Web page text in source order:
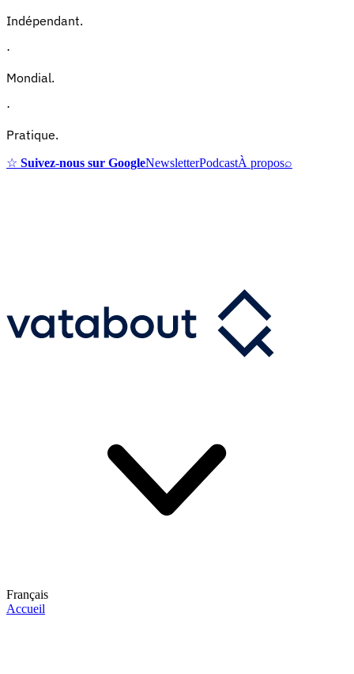
Indépendant.
·
Mondial.
·
Pratique.
☆ Suivez-nous sur GoogleNewsletterPodcastÀ propos⌕
Français
Accueil